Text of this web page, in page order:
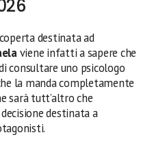
destinata ad
viene infatti a sapere che
consultare uno psicologo
la manda completamente
sarà tutt’altro che
destinata a